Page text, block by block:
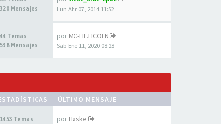
320 Mensajes
Lun Abr 07, 2014 11:52
44 Temas
538 Mensajes
por MC-LIL.LICOLN
Sab Ene 11, 2020 08:28
ÚLTIMO MENSAJE
1453 Temas
por Haske